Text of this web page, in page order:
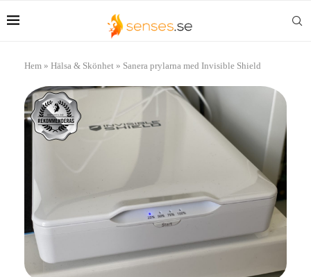
Hem » Hälsa & Skönhet » Sanera prylarna med Invisible Shield